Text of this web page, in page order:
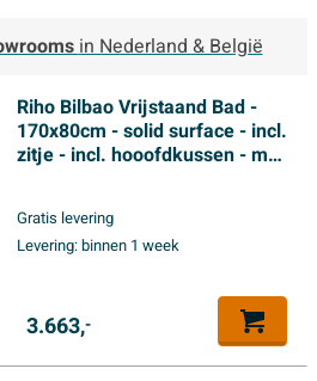
Riho Bilbao Vrijstaand Bad -
170x80cm - solid surface - incl.
zitje - incl. hooofdkussen - mat
Gratis levering
Levering:binnen 1 week
3.663,-
in Nederland & België